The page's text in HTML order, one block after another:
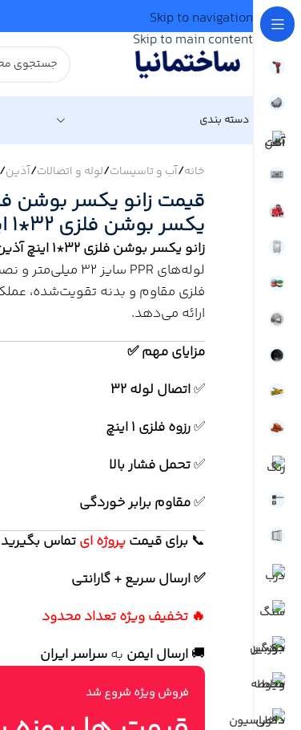
Skip to navigation
Skip to main content
دسته بندی
خانه/آب و تاسیسات/لوله و اتصالات/آذین/
یکسر بوشن فلزی 32*1 اینچ – قیمت امروز آذین
زانو یکسر بوشن فلزی 32*1 اینچ آذین
لوله‌های PPR سایز 32 میلی‌متر و نصب تجهیزات رزوه‌ای
فلزی مقاوم و بدنه تقویت‌شده،
ارائه می‌دهد.
مزایای مهم ✅
✅اتصال لوله 32
✅رزوه فلزی 1 اینچ
✅تحمل فشار بالا
✅مقاوم برابر خوردگی
📞 برایقیمتپروژه ایتماس بگیرید
✅ ارسال سریع + گارانتی
🔥 تخفیف ویژه تعداد محدود
🚚ارسال ایمن بهسراسر ایران
فروش ویژه شروع شد